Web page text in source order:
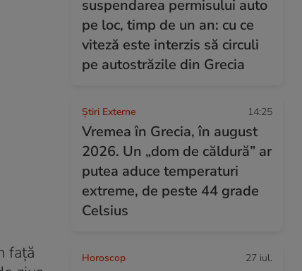
față
suspendarea permisului auto
pe loc, timp de un an: cu ce
viteză este interzis să circuli
pe autostrăzile din Grecia
Știri Externe 14:25
Vremea în Grecia, în august
2026. Un „dom de căldură” ar
putea aduce temperaturi
extreme, de peste 44 grade
Celsius
Horoscop 27 iul.